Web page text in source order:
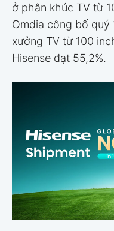
ở phân khúc TV từ
Omdia công bố quý
xưởng TV từ 100
Hisense đạt 55,2%.